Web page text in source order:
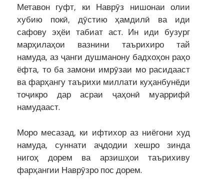
Метавон гуфт, ки Наврӯз нишонаи олии
хубию покӣ, дӯстию ҳамдилӣ ва иди
сафову эҳёи табиат аст. Ин иди бузург
марҳилаҳои вазнини таърихиро тай
намуда, аз ҷанги душманону бадхоҳон раҳо
ёфта, то ба замони имрӯзаи мо расидааст
ва фарҳангу таърихи миллати куҳанбунёди
тоҷикро дар асраи ҷаҳонӣ муаррифӣ
намудааст.
Моро месазад, ки ифтихор аз ниёгони худ
намуда, суннати аҷдодии хешро зинда
нигоҳ дорем ва арзишҳои таърихиву
фарҳангии Наврӯзро пос дорем.